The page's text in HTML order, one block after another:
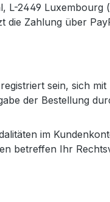
L-2449 Luxembourg
Zahlung über
sein, sich
der Bestellung
im
betreffen Ihr